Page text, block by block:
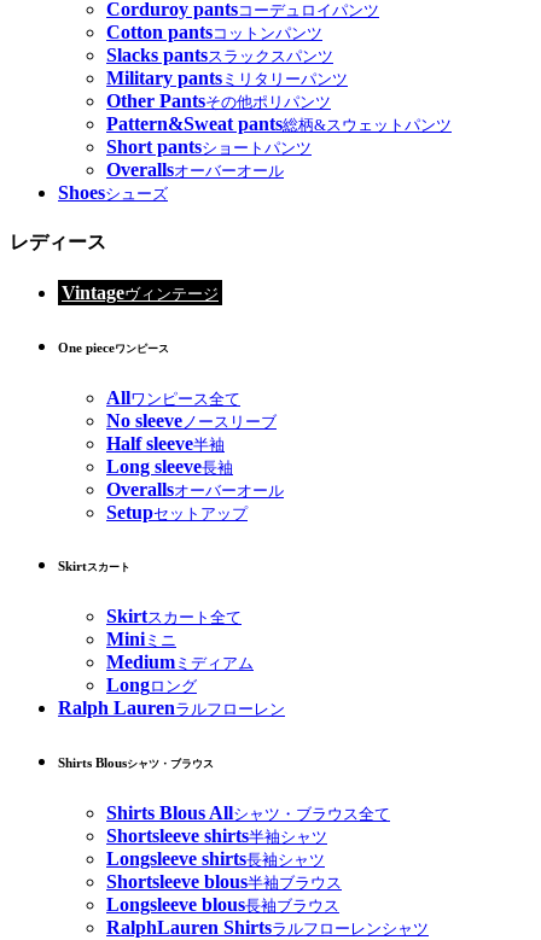
Corduroy pantsコーデュロイパンツ
Cotton pantsコットンパンツ
Slacks pantsスラックスパンツ
Military pants ミリタリーパンツ
Other Pantsその他ポリパンツ
Pattern&Sweat pants総柄&スウェットパンツ
Short pantsショートパンツ
Overallsオーバーオール
Shoesシューズ
レディース
Vintageヴィンテージ
One pieceワンピース
Allワンピース全て
No sleeve ノースリーブ
Half sleeve半袖
Long sleeve長袖
Overallsオーバーオール
Setupセットアップ
Skirtスカート
Skirtスカート全て
Miniミニ
Medium ミディアム
Longロング
Ralph Laurenラルフローレン
Shirts Blousシャツ・ブラウス
Shirts Blous Allシャツ・ブラウス全て
Shortsleeve shirts半袖シャツ
Longsleeve shirts長袖シャツ
Shortsleeve blous半袖ブラウス
Longsleeve blous長袖ブラウス
RalphLauren Shirtsラルフローレンシャツ